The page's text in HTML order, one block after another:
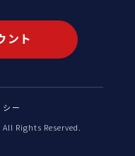
ント
ー
Rights Reserved.